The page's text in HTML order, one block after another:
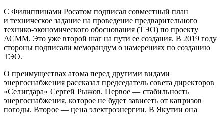
С Филиппинами Росатом подписал совместный план
и техническое задание на проведение предварительного
технико-­экономического обоснования (ТЭО) по проекту
АСММ. Это уже второй шаг на пути ее создания. В 2019 году
стороны подписали меморандум о намерениях по созданию
ТЭО.
О преимуществах атома перед другими видами
энергоснабжения рассказал председатель совета директоров
«Селигдара» Сергей Рыжов. Первое — стабильность
энергоснабжения, которое не будет зависеть от капризов
погоды. Второе —цена электроэнергии. В Якутии она